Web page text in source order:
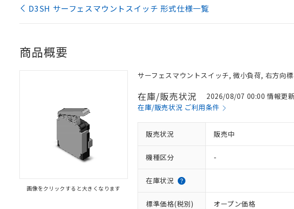
D3SH サーフェスマウントスイッチ 形式仕様一覧
商品概要
画像をクリックすると大きくなります
サーフェスマウントスイッチ, 微小負荷, 右方向
在庫/販売状況
2026/08/07 00:00 情報更新
在庫/販売状況 ご利用条件
販売状況 販売中
機種区分 -
在庫状況
標準価格(税別) オープン価格